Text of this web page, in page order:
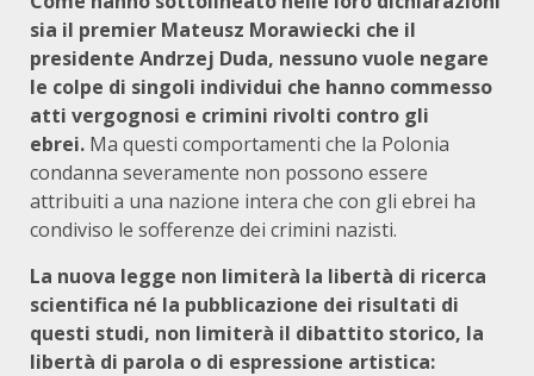
sia il premier Mateusz Morawiecki che il
presidente Andrzej Duda, nessuno vuole negare
le colpe di singoli individui che hanno commesso
atti vergognosi e crimini rivolti contro gli
ebrei. Ma questi comportamenti che la Polonia
condanna severamente non possono essere
attribuiti a una nazione intera che con gli ebrei ha
condiviso le sofferenze dei crimini nazisti.
La nuova legge non limiterà la libertà di ricerca
scientifica né la pubblicazione dei risultati di
questi studi, non limiterà il dibattito storico, la
libertà di parola o di espressione artistica: